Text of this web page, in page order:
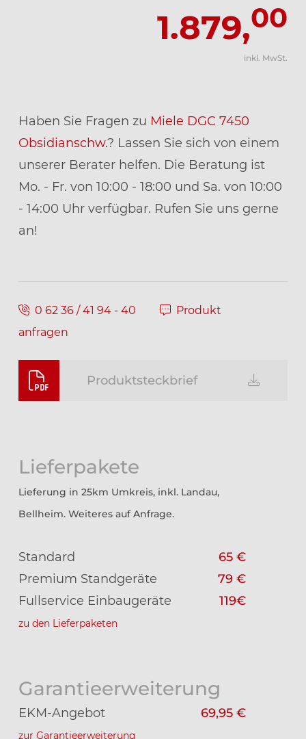
1.879,00
inkl. MwSt.
Haben Sie Fragen zu Miele DGC 7450
Obsidianschw.? Lassen Sie sich von einem
unserer Berater helfen. Die Beratung ist
Mo. - Fr. von 10:00 - 18:00 und Sa. von 10:00
- 14:00 Uhr verfügbar. Rufen Sie uns gerne
an!
0 62 36 / 41 94 - 40
Produkt
anfragen
Produktsteckbrief
Lieferpakete
Lieferung in 25km Umkreis, inkl. Landau,
Bellheim. Weiteres auf Anfrage.
Standard
65 €
Premium Standgeräte
79 €
Fullservice Einbaugeräte
119€
zu den Lieferpaketen
Garantieerweiterung
EKM-Angebot 69,95 €
zur Garantieerweiterung